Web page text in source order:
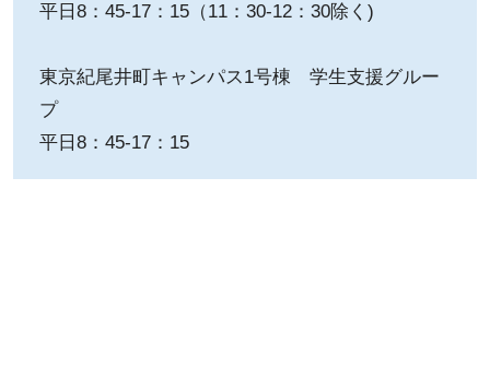
平日8：45-17：15（11：30-12：30除く)
東京紀尾井町キャンパス1号棟 学生支援グルー
プ
平日8：45-17：15